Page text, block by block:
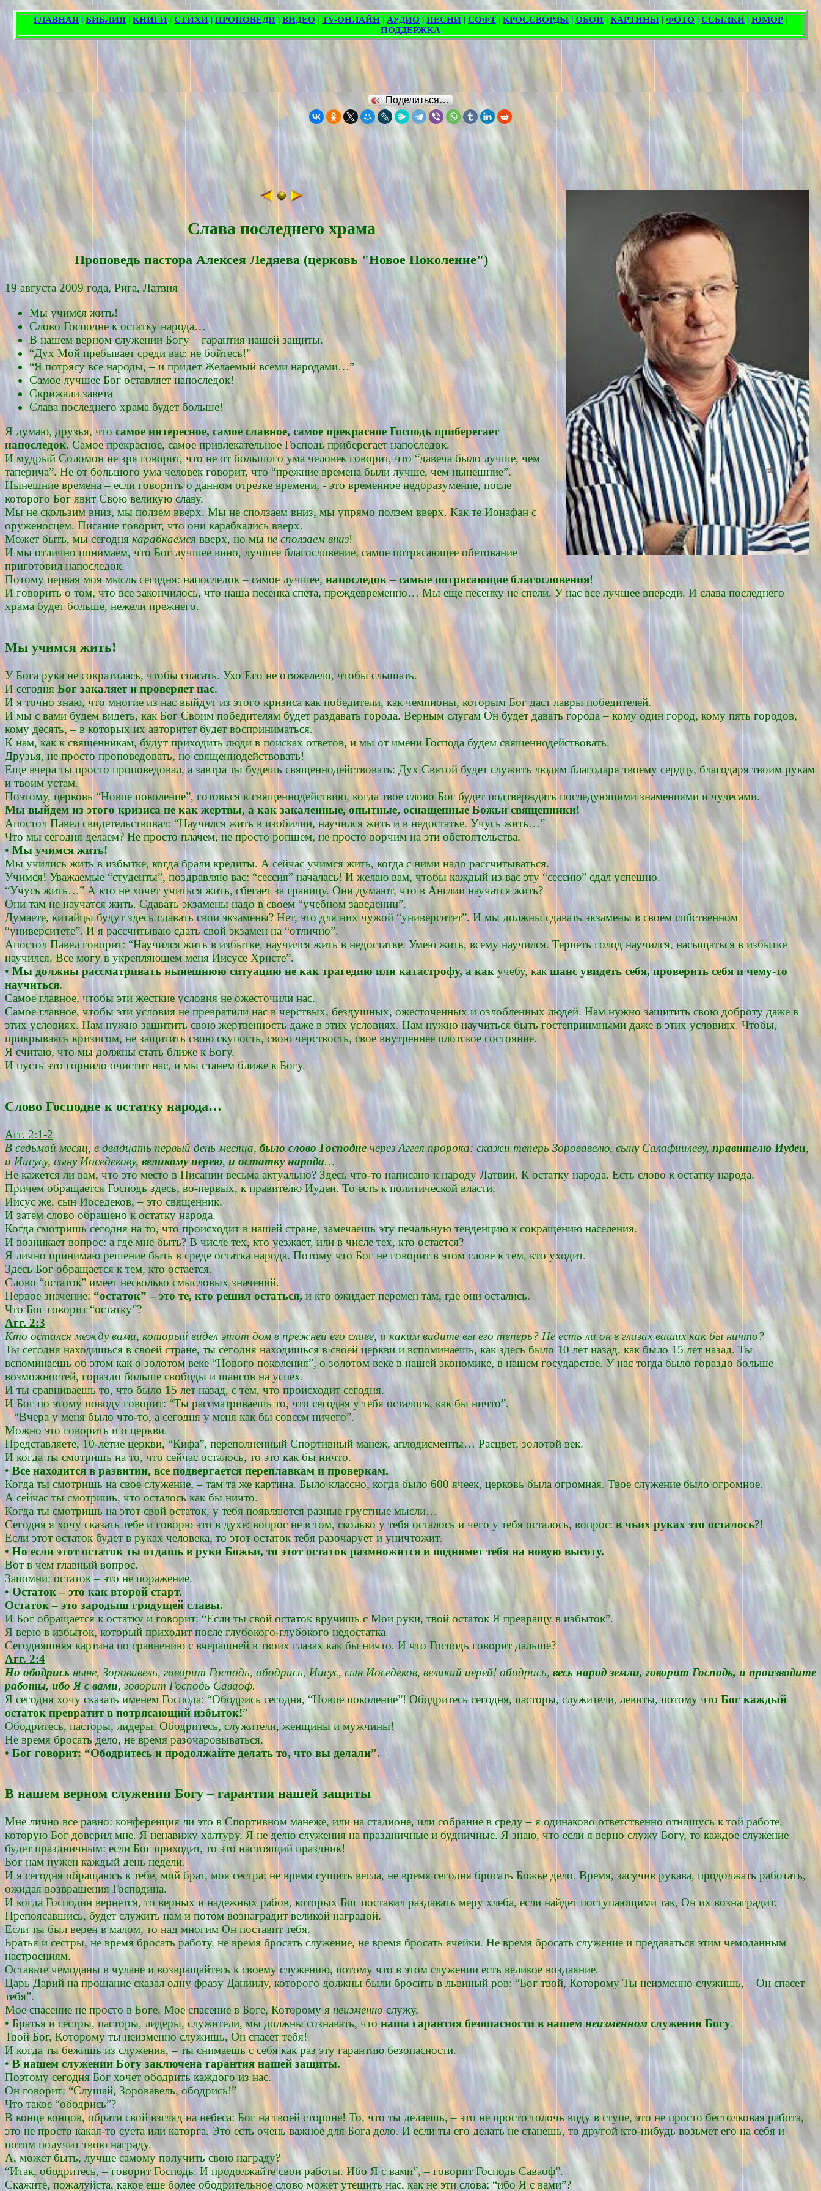
Поделиться…
Слава последнего храма
Проповедь пасторa Алексея Ледяевa (церковь "Новое Поколение")
19 августа 2009 года, Рига, Латвия
Мы учимся жить!
Слово Господне к остатку народа…
В нашем верном служении Богу – гарантия нашей защиты.
“Дух Мой пребывает среди вас: не бойтесь!”
“Я потрясу все народы, – и придет Желаемый всеми народами…”
Самое лучшее Бог оставляет напоследок!
Скрижали завета
Слава последнего храма будет больше!
Я думаю, друзья, что самое интересное, самое славное, самое прекрасное Господь приберегает
напоследок. Самое прекрасное, самое привлекательное Господь приберегает напоследок.
И мудрый Соломон не зря говорит, что не от большого ума человек говорит, что “давеча было лучше, чем
таперича”. Не от большого ума человек говорит, что “прежние времена были лучше, чем нынешние”.
Нынешние времена – если говорить о данном отрезке времени, - это временное недоразумение, после
которого Бог явит Свою великую славу.
Мы не скользим вниз, мы ползем вверх. Мы не сползаем вниз, мы упрямо ползем вверх. Как те Ионафан с
оруженосцем. Писание говорит, что они карабкались вверх.
Может быть, мы сегодня карабкаемся вверх, но мыне сползаем вниз!
И мы отлично понимаем, что Бог лучшее вино, лучшее благословение, самое потрясающее обетование
приготовил напоследок.
Потому первая моя мысль сегодня: напоследок – самое лучшее, напоследок – самые потрясающие благословения!
И говорить о том, что все закончилось, что наша песенка спета, преждевременно… Мы еще песенку не спели. У нас все лучшее впереди. И слава последнего
храма будет больше, нежели прежнего.
Мы учимся жить!
У Бога рука не сократилась, чтобы спасать. Ухо Его не отяжелело, чтобы слышать.
И сегодня Бог закаляет и проверяет нас.
И я точно знаю, что многие из нас выйдут из этого кризиса как победители, как чемпионы, которым Бог даст лавры победителей.
И мы с вами будем видеть, как Бог Своим победителям будет раздавать города. Верным слугам Он будет давать города – кому один город, кому пять городов,
кому десять, – в которых их авторитет будет восприниматься.
К нам, как к священникам, будут приходить люди в поисках ответов, и мы от имени Господа будем священнодействовать.
Друзья, не просто проповедовать, но священнодействовать!
Еще вчера ты просто проповедовал, а завтра ты будешь священнодействовать: Дух Святой будет служить людям благодаря твоему сердцу, благодаря твоим рукам
и твоим устам.
Поэтому, церковь “Новое поколение”, готовься к священнодействию, когда твое слово Бог будет подтверждать последующими знамениями и чудесами.
Мы выйдем из этого кризиса не как жертвы, а как закаленные, опытные, оснащенные Божьи священники!
Апостол Павел свидетельствовал: “Научился жить в изобилии, научился жить и в недостатке. Учусь жить…”
Что мы сегодня делаем? Не просто плачем, не просто ропщем, не просто ворчим на эти обстоятельства.
• Мы учимся жить!
Мы учились жить в избытке, когда брали кредиты. А сейчас учимся жить, когда с ними надо рассчитываться.
Учимся! Уважаемые “студенты”, поздравляю вас: “сессия” началась! И желаю вам, чтобы каждый из вас эту “сессию” сдал успешно.
“Учусь жить…” А кто не хочет учиться жить, сбегает за границу. Они думают, что в Англии научатся жить?
Они там не научатся жить. Сдавать экзамены надо в своем “учебном заведении”.
Думаете, китайцы будут здесь сдавать свои экзамены? Нет, это для них чужой “университет”. И мы должны сдавать экзамены в своем собственном
“университете”. И я рассчитываю сдать свой экзамен на “отлично”.
Апостол Павел говорит: “Научился жить в избытке, научился жить в недостатке. Умею жить, всему научился. Терпеть голод научился, насыщаться в избытке
научился. Все могу в укрепляющем меня Иисусе Христе”.
• Мы должны рассматривать нынешнюю ситуацию не как трагедию или катастрофу, а как учебу, какшанс увидеть себя, проверить себя и чему-то
научиться.
Самое главное, чтобы эти жесткие условия не ожесточили нас.
Самое главное, чтобы эти условия не превратили нас в черствых, бездушных, ожесточенных и озлобленных людей. Нам нужно защитить свою доброту даже в
этих условиях. Нам нужно защитить свою жертвенность даже в этих условиях. Нам нужно научиться быть гостеприимными даже в этих условиях. Чтобы,
прикрываясь кризисом, не защитить свою скупость, свою черствость, свое внутреннее плотское состояние.
Я считаю, что мы должны стать ближе к Богу.
И пусть это горнило очистит нас, и мы станем ближе к Богу.
Слово Господне к остатку народа…
Агг. 2:1-2
В седьмой месяц, в двадцать первый день месяца, было слово Господне через Аггея пророка: скажи теперь Зоровавелю, сыну Салафиилеву, правителю Иудеи,
и Иисусу, сыну Иоседекову, великому иерею,и остатку народа…
Не кажется ли вам, что это место в Писании весьма актуально? Здесь что-то написано к народу Латвии. К остатку народа. Есть слово к остатку народа.
Причем обращается Господь здесь, во-первых, к правителю Иудеи. То есть к политической власти.
Иисус же, сын Иоседеков, – это священник.
И затем слово обращено к остатку народа.
Когда смотришь сегодня на то, что происходит в нашей стране, замечаешь эту печальную тенденцию к сокращению населения.
И возникает вопрос: а где мне быть? В числе тех, кто уезжает, или в числе тех, кто остается?
Я лично принимаю решение быть в среде остатка народа. Потому что Бог не говорит в этом слове к тем, кто уходит.
Здесь Бог обращается к тем, кто остается.
Слово “остаток” имеет несколько смысловых значений.
Первое значение: “остаток” – это те, кто решил остаться,и кто ожидает перемен там, где они остались.
Что Бог говорит “остатку”?
Агг. 2:3
Кто остался между вами, который видел этот дом в прежней его славе, и каким видите вы его теперь? Не есть ли он в глазах ваших как бы ничто?
Ты сегодня находишься в своей стране, ты сегодня находишься в своей церкви и вспоминаешь, как здесь было 10 лет назад, как было 15 лет назад. Ты
вспоминаешь об этом как о золотом веке “Нового поколения”, о золотом веке в нашей экономике, в нашем государстве. У нас тогда было гораздо больше
возможностей, гораздо больше свободы и шансов на успех.
И ты сравниваешь то, что было 15 лет назад, с тем, что происходит сегодня.
И Бог по этому поводу говорит: “Ты рассматриваешь то, что сегодня у тебя осталось, как бы ничто”.
– “Вчера у меня было что-то, а сегодня у меня как бы совсем ничего”.
Можно это говорить и о церкви.
Представляете, 10-летие церкви, “Кифа”, переполненный Спортивный манеж, аплодисменты… Расцвет, золотой век.
И когда ты смотришь на то, что сейчас осталось, то это как бы ничто.
• Все находится в развитии, все подвергается переплавкам и проверкам.
Когда ты смотришь на свое служение, – там та же картина. Было классно, когда было 600 ячеек, церковь была огромная. Твое служение было огромное.
А сейчас ты смотришь, что осталось как бы ничто.
Когда ты смотришь на этот свой остаток, у тебя появляются разные грустные мысли…
Сегодня я хочу сказать тебе и говорю это в духе: вопрос не в том, сколько у тебя осталось и чего у тебя осталось, вопрос: в чьих руках это осталось?!
Если этот остаток будет в руках человека, то этот остаток тебя разочарует и уничтожит.
• Но если этот остаток ты отдашь в руки Божьи, то этот остаток размножится и поднимет тебя на новую высоту.
Вот в чем главный вопрос.
Запомни: остаток – это не поражение.
• Остаток – это как второй старт.
Остаток – это зародыш грядущей славы.
И Бог обращается к остатку и говорит: “Если ты свой остаток вручишь с Мои руки, твой остаток Я превращу в избыток”.
Я верю в избыток, который приходит после глубокого-глубокого недостатка.
Сегодняшняя картина по сравнению с вчерашней в твоих глазах как бы ничто. И что Господь говорит дальше?
Агг. 2:4
Но ободрись ныне, Зоровавель, говорит Господь, ободрись, Иисус, сын Иоседеков, великий иерей! ободрись, весь народ земли, говорит Господь, и производите
работы, ибо Я с вами, говорит Господь Саваоф.
Я сегодня хочу сказать именем Господа: “Ободрись сегодня, “Новое поколение”! Ободритесь сегодня, пасторы, служители, левиты, потому что Бог каждый
остаток превратит в потрясающий избыток!”
Ободритесь, пасторы, лидеры. Ободритесь, служители, женщины и мужчины!
Не время бросать дело, не время разочаровываться.
•Бог говорит: “Ободритесь и продолжайте делать то, что вы делали”.
В нашем верном служении Богу – гарантия нашей защиты
Мне лично все равно: конференция ли это в Спортивном манеже, или на стадионе, или собрание в среду – я одинаково ответственно отношусь к той работе,
которую Бог доверил мне. Я ненавижу халтуру. Я не делю служения на праздничные и будничные. Я знаю, что если я верно служу Богу, то каждое служение
будет праздничным: если Бог приходит, то это настоящий праздник!
Бог нам нужен каждый день недели.
И я сегодня обращаюсь к тебе, мой брат, моя сестра: не время сушить весла, не время сегодня бросать Божье дело. Время, засучив рукава, продолжать работать,
ожидая возвращения Господина.
И когда Господин вернется, то верных и надежных рабов, которых Бог поставил раздавать меру хлеба, если найдет поступающими так, Он их вознаградит.
Препоясавшись, будет служить нам и потом вознаградит великой наградой.
Если ты был верен в малом, то над многим Он поставит тебя.
Братья и сестры, не время бросать работу, не время бросать служение, не время бросать ячейки. Не время бросать служение и предаваться этим чемоданным
настроениям.
Оставьте чемоданы в чулане и возвращайтесь к своему служению, потому что в этом служении есть великое воздаяние.
Царь Дарий на прощание сказал одну фразу Даниилу, которого должны были бросить в львиный ров: “Бог твой, Которому Ты неизменно служишь, – Он спасет
тебя”.
Мое спасение не просто в Боге. Мое спасение в Боге, Которому я неизменнослужу.
• Братья и сестры, пасторы, лидеры, служители, мы должны сознавать, что наша гарантия безопасности в нашем неизменномслужении Богу.
Твой Бог, Которому ты неизменно служишь, Он спасет тебя!
И когда ты бежишь из служения, – ты снимаешь с себя как раз эту гарантию безопасности.
• В нашем служении Богу заключена гарантия нашей защиты.
Поэтому сегодня Бог хочет ободрить каждого из нас.
Он говорит: “Слушай, Зоровавель, ободрись!”
Что такое “ободрись”?
В конце концов, обрати свой взгляд на небеса: Бог на твоей стороне! То, что ты делаешь, – это не просто толочь воду в ступе, это не просто бестолковая работа,
это не просто какая-то суета или каторга. Это есть очень важное для Бога дело. И если ты его делать не станешь, то другой кто-нибудь возьмет его на себя и
потом получит твою награду.
А, может быть, лучше самому получить свою награду?
“Итак, ободритесь, – говорит Господь. И продолжайте свои работы. Ибо Я с вами”, – говорит Господь Саваоф”.
Скажите, пожалуйста, какое еще более ободрительное слово может утешить нас, как не эти слова: “ибо Я с вами”?